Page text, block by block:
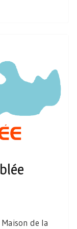
de la